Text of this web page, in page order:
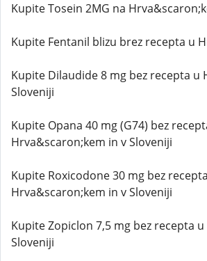
Kupite Tosein 2MG na
Kupite Fentanil blizu brez recepta u
Kupite Dilaudide 8 mg bez recepta u
Sloveniji
Kupite Opana 40 mg (G74) bez
Hrva&scaron;kem in v Sloveniji
Kupite Roxicodone 30 mg bez
Hrva&scaron;kem in v Sloveniji
Kupite Zopiclon 7,5 mg bez recepta
Sloveniji